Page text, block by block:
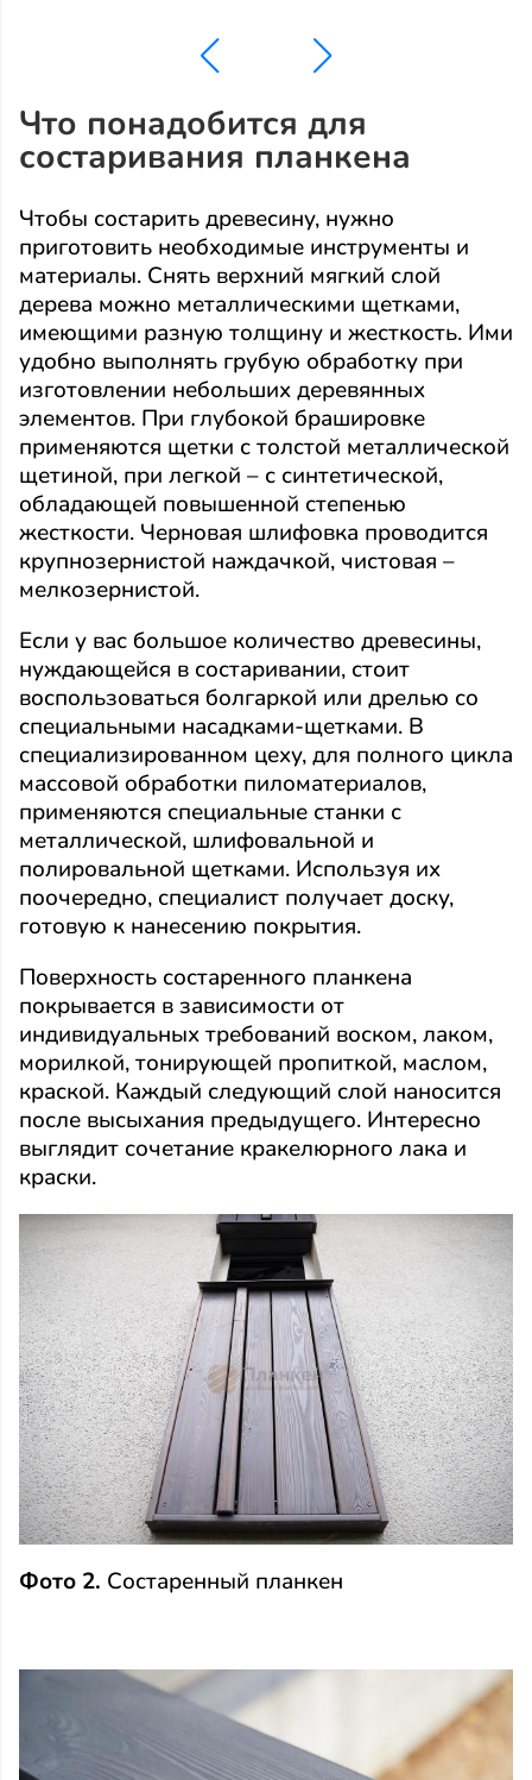
Что понадобится для
состаривания планкена
Чтобы состарить древесину, нужно
приготовить необходимые инструменты и
материалы. Снять верхний мягкий слой
дерева можно металлическими щетками,
имеющими разную толщину и жесткость. Ими
удобно выполнять грубую обработку при
изготовлении небольших деревянных
элементов. При глубокой брашировке
применяются щетки с толстой металлической
щетиной, при легкой – с синтетической,
обладающей повышенной степенью
жесткости. Черновая шлифовка проводится
крупнозернистой наждачкой, чистовая –
мелкозернистой.
Если у вас большое количество древесины,
нуждающейся в состаривании, стоит
воспользоваться болгаркой или дрелью со
специальными насадками-щетками. В
специализированном цеху, для полного цикла
массовой обработки пиломатериалов,
применяются специальные станки с
металлической, шлифовальной и
полировальной щетками. Используя их
поочередно, специалист получает доску,
готовую к нанесению покрытия.
Поверхность состаренного планкена
покрывается в зависимости от
индивидуальных требований воском, лаком,
морилкой, тонирующей пропиткой, маслом,
краской. Каждый следующий слой наносится
после высыхания предыдущего. Интересно
выглядит сочетание кракелюрного лака и
краски.
Фото 2. Состаренный планкен